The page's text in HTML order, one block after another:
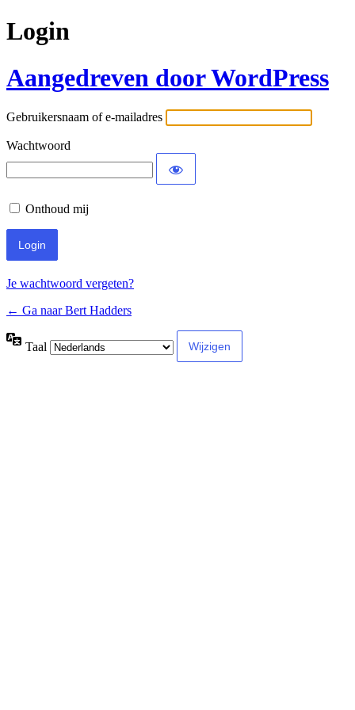
Login
Aangedreven door WordPress
Gebruikersnaam of e-mailadres
Wachtwoord
Onthoud mij
Je wachtwoord vergeten?
← Ga naar Bert Hadders
Taal